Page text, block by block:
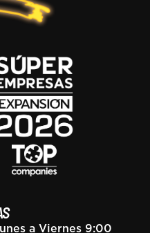
a Viernes 9:00